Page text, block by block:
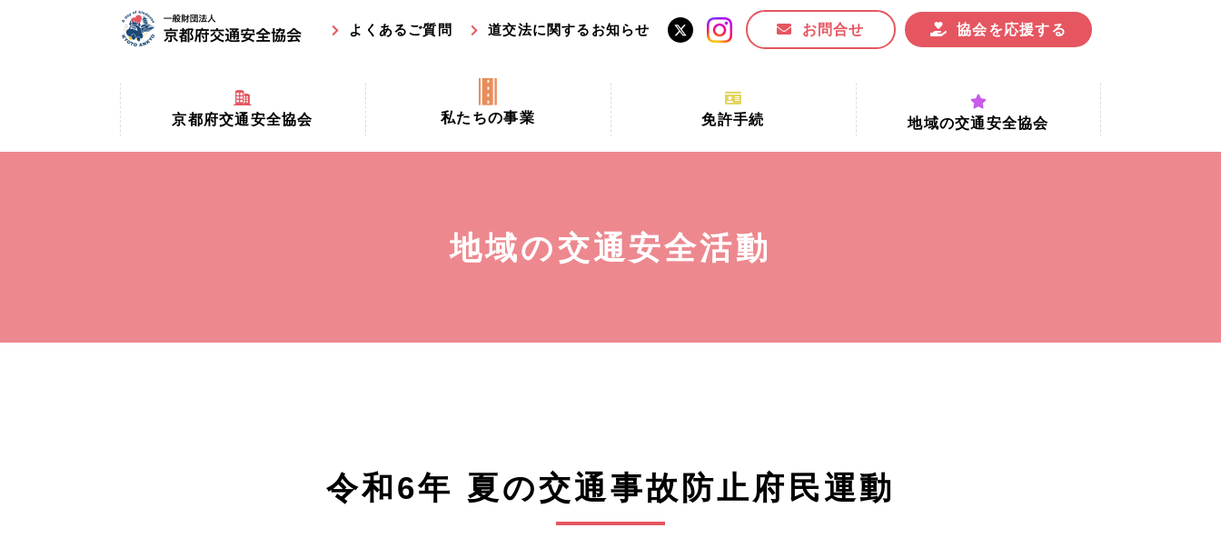
よくあるご質問 道交法に関するお知らせ お問合せ 協会を応援する
京都府交通安全協会
京都府交通安全協会とは？
私たちの事業
京都府交通安全活動推進センター事業
交通安全協力金の活用事業
免許手続
手続場所の対象者及び受付時間
講習時間
地域の交通安全協会
地域の交通安全活動
令和6年 夏の交通事故防止府民運動